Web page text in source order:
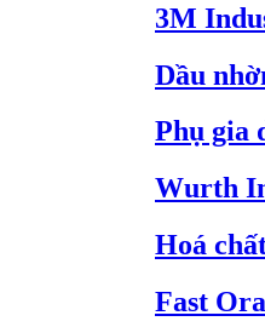
3M
Dầu
Phụ gia
Wurth
Hoá
Fast